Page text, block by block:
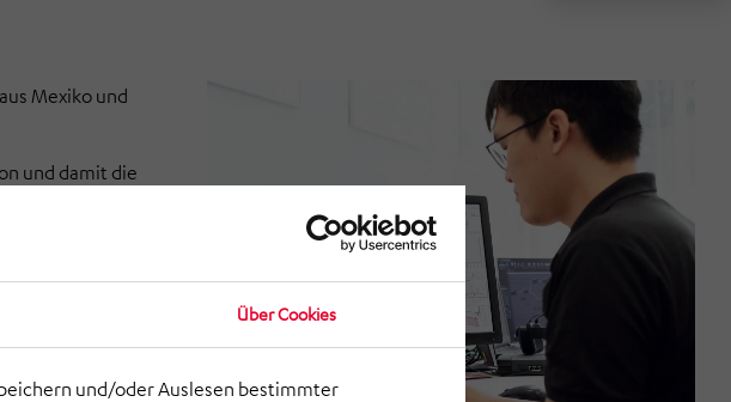
Über Cookies
und/oder Auslesen bestimmter
Mexiko und
und damit die
und
und lösen Ihre